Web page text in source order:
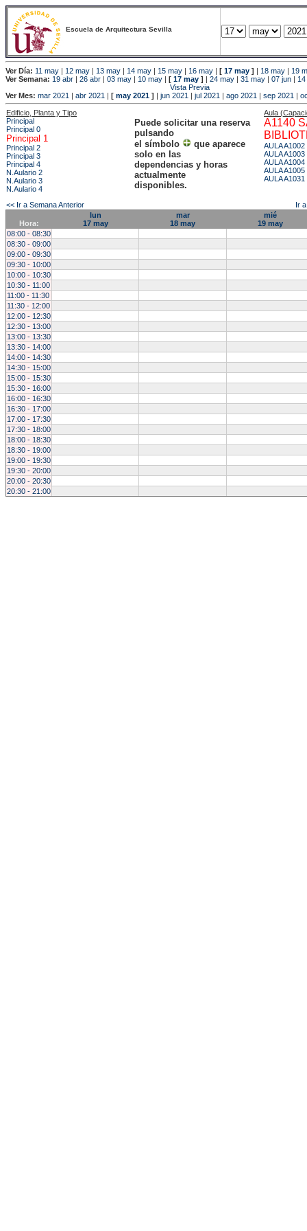
Escuela de Arquitectura Sevilla
Ver Día: 11 may | 12 may | 13 may | 14 may | 15 may | 16 may | [ 17 may ] | 18 may | 19
Ver Semana: 19 abr | 26 abr | 03 may | 10 may | [ 17 may ] | 24 may | 31 may | 07 jun |
Vista Previa
Ver Mes: mar 2021 | abr 2021 | [ may 2021 ] | jun 2021 | jul 2021 | ago 2021 | sep 2021 |
Edificio, Planta y Tipo
Principal
Principal 0
Principal 1
Principal 2
Principal 3
Principal 4
N.Aulario 2
N.Aulario 3
N.Aulario 4
Puede solicitar una reserva
pulsando
el símbolo
que aparece
solo en las
dependencias y horas
actualmente
disponibles.
Aula
A1140
AULA A1002
AULA A1003
AULA A1004
AULA A1005
AULA A1031
<< Ir a Semana Anterior Ir
Hora:
lun
17 may
mar
18 may
mié
19 may
08:00 - 08:30
08:30 - 09:00
09:00 - 09:30
09:30 - 10:00
10:00 - 10:30
10:30 - 11:00
11:00 - 11:30
11:30 - 12:00
12:00 - 12:30
12:30 - 13:00
13:00 - 13:30
13:30 - 14:00
14:00 - 14:30
14:30 - 15:00
15:00 - 15:30
15:30 - 16:00
16:00 - 16:30
16:30 - 17:00
17:00 - 17:30
17:30 - 18:00
18:00 - 18:30
18:30 - 19:00
19:00 - 19:30
19:30 - 20:00
20:00 - 20:30
20:30 - 21:00